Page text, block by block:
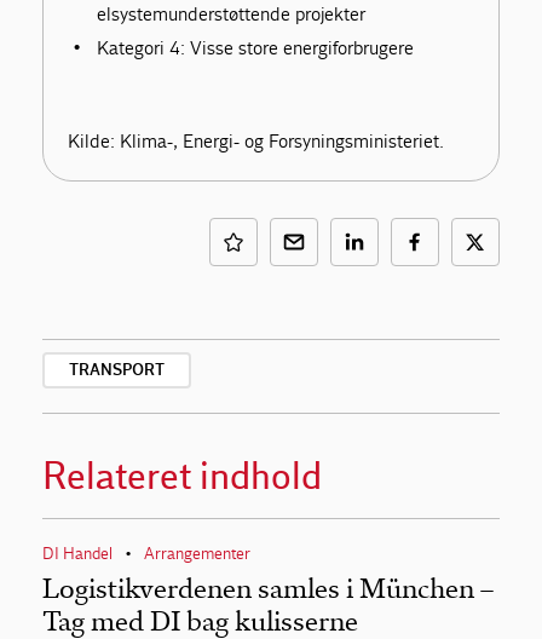
elsystemunderstøttende projekter
Kategori 4: Visse store energiforbrugere
Kilde: Klima-, Energi- og Forsyningsministeriet.
TRANSPORT
Relateret indhold
DI Handel • Arrangementer
Logistikverdenen samles i München –
Tag med DI bag kulisserne